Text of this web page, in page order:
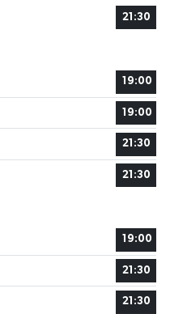
21:30
19:00
19:00
21:30
21:30
19:00
21:30
21:30